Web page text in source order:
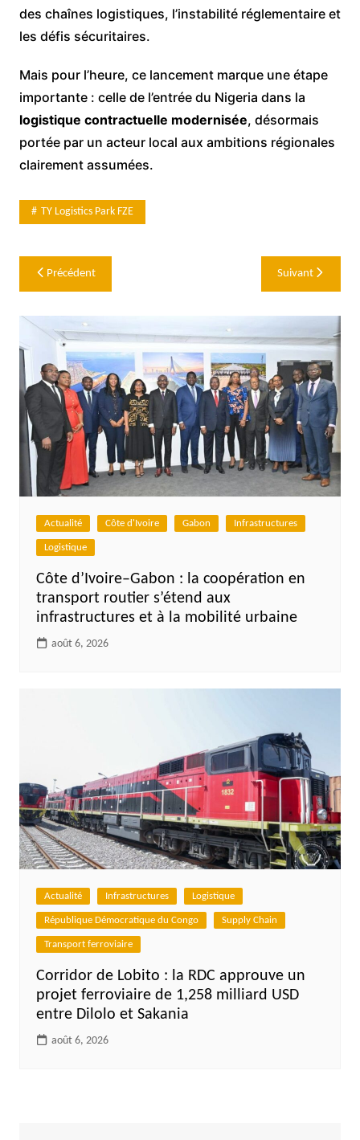
des chaînes logistiques, l’instabilité réglementaire et
les défis sécuritaires.
Mais pour l’heure, ce lancement marque une étape
importante : celle de l’entrée du Nigeria dans la
logistique contractuelle modernisée, désormais
portée par un acteur local aux ambitions régionales
clairement assumées.
TY Logistics Park FZE
Navigation
de
l’article
Précédent Suivant
Actualité Côte d'Ivoire Gabon Infrastructures
Logistique
Côte d’Ivoire–Gabon : la coopération en
transport routier s’étend aux
infrastructures et à la mobilité urbaine
août 6, 2026
Actualité Infrastructures Logistique
République Démocratique du Congo Supply Chain
Transport ferroviaire
Corridor de Lobito : la RDC approuve un
projet ferroviaire de 1,258 milliard USD
entre Dilolo et Sakania
août 6, 2026